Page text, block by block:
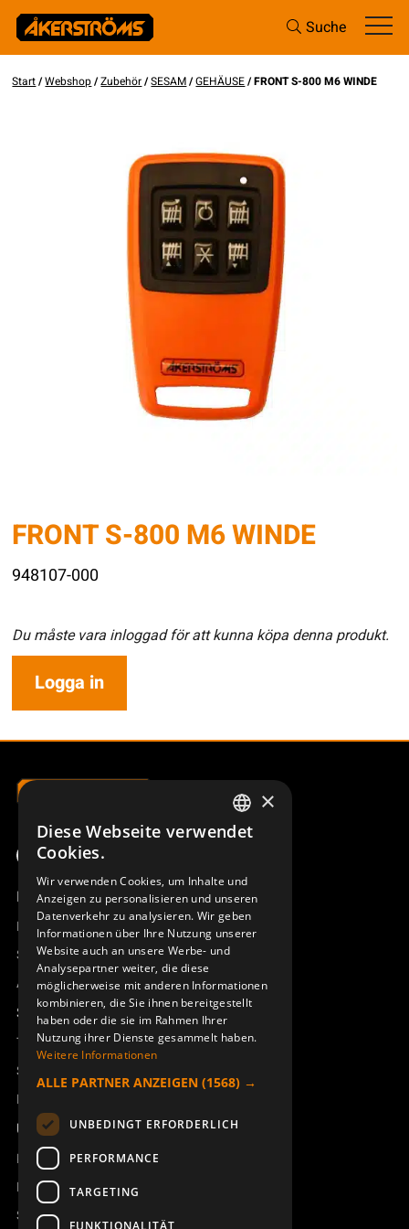
Suche
Start/Webshop/Zubehör/SESAM/GEHÄUSE/ FRONT S-800 M6 WINDE
FRONT S-800 M6 WINDE
948107-000
Du måste vara inloggad för att kunna köpa denna produkt.
Logga in
Produktübersicht
Remotus
Sesam
Access_Ctrl
Support
Technischer Support
Service buchen
Handbücher und Videoanleitungen
Über Åkerströms
Kontakt
Neuigkeiten
Sicherheit und Richtlinien
SWEDISH
DEUTSCH
×
Diese Webseite verwendet
Cookies.
Wir verwenden Cookies, um Inhalte und
Anzeigen zu personalisieren und unseren
Datenverkehr zu analysieren. Wir geben
Informationen über Ihre Nutzung unserer
Website auch an unsere Werbe- und
Analysepartner weiter, die diese
möglicherweise mit anderen Informationen
kombinieren, die Sie ihnen bereitgestellt
haben oder die sie im Rahmen Ihrer
Nutzung ihrer Dienste gesammelt haben.
Weitere Informationen
ALLE PARTNER ANZEIGEN (1568) →
UNBEDINGT ERFORDERLICH
PERFORMANCE
TARGETING
FUNKTIONALITÄT